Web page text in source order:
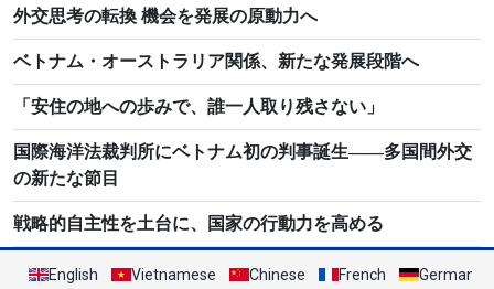
外交思考の転換 機会を発展の原動力へ
ベトナム・オーストラリア関係、新たな発展段階へ
「安住の地への歩みで、誰一人取り残さない」
国際海洋法裁判所にベトナム初の判事誕生――多国間外交
の新たな節目
戦略的自主性を土台に、国家の行動力を高める
English Vietnamese Chinese French German